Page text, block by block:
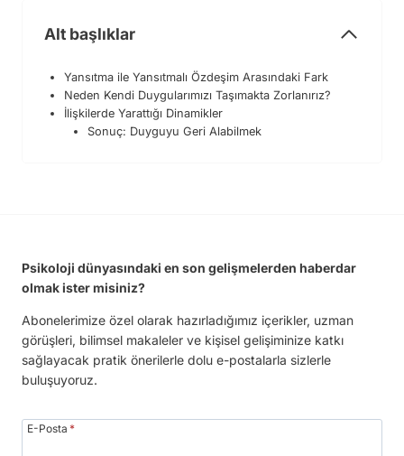
Alt başlıklar
Yansıtma ile Yansıtmalı Özdeşim Arasındaki Fark
Neden Kendi Duygularımızı Taşımakta Zorlanırız?
İlişkilerde Yarattığı Dinamikler
Sonuç: Duyguyu Geri Alabilmek
Psikoloji dünyasındaki en son gelişmelerden haberdar
olmak ister misiniz?
Abonelerimize özel olarak hazırladığımız içerikler, uzman
görüşleri, bilimsel makaleler ve kişisel gelişiminize katkı
sağlayacak pratik önerilerle dolu e-postalarla sizlerle
buluşuyoruz.
E-Posta *